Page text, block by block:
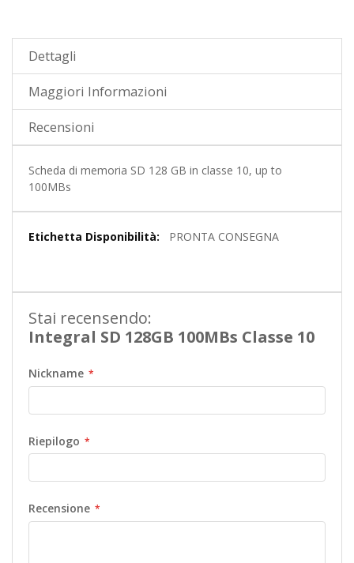
Dettagli
Maggiori Informazioni
Recensioni
Scheda di memoria SD 128 GB in classe 10, up to
100MBs
Maggiori
PRONTA CONSEGNA
Stai recensendo:
Integral SD 128GB 100MBs Classe 10
Nickname
Riepilogo
Recensione